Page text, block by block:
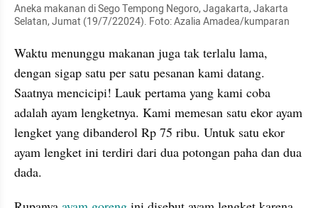
Aneka makanan di Sego Tempong Negoro, Jagakarta, Jakarta
Selatan, Jumat (19/7/22024). Foto: Azalia Amadea/kumparan
Waktu menunggu makanan juga tak terlalu lama,
dengan sigap satu per satu pesanan kami datang.
Saatnya mencicipi! Lauk pertama yang kami coba
adalah ayam lengketnya. Kami memesan satu ekor ayam
lengket yang dibanderol Rp 75 ribu. Untuk satu ekor
ayam lengket ini terdiri dari dua potongan paha dan dua
dada.